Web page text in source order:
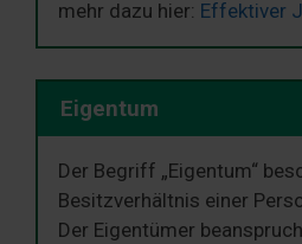
mehr dazu hier: Effektiver
Eigentum
Der Begriff „Eigentum“
Besitzverhältnis einer
Der Eigentümer